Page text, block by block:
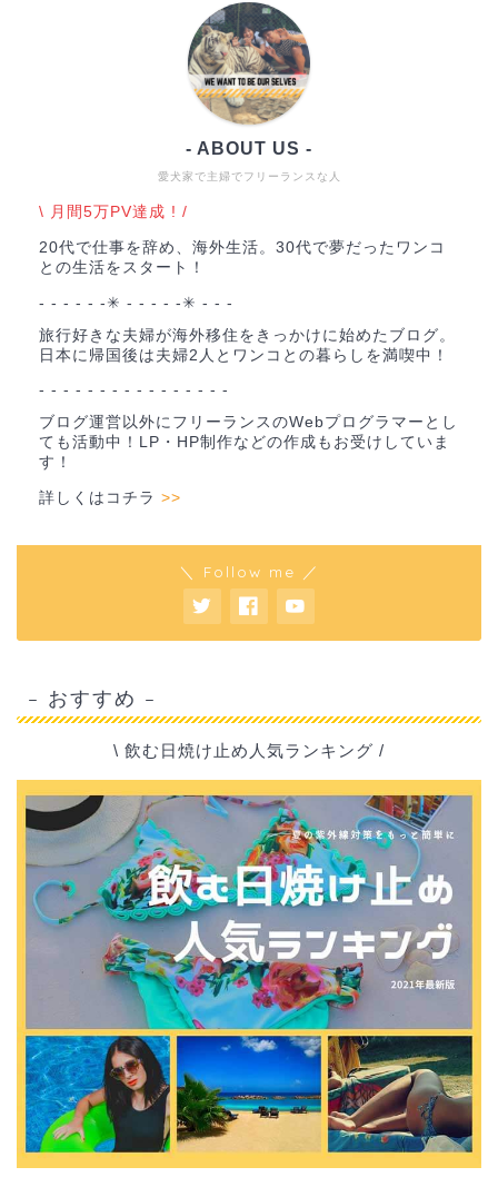
愛犬家で主婦でフリーランスな人
- ABOUT US -
\ 月間5万PV達成 ! /
20代で仕事を辞め、海外生活。30代で夢だったワンコ
との生活をスタート！
- - - - - -✳︎ - - - - -✳︎ - - -
旅行好きな夫婦が海外移住をきっかけに始めたブログ。
日本に帰国後は夫婦2人とワンコとの暮らしを満喫中！
- - - - - - - - - - - - - - - -
ブログ運営以外にフリーランスのWebプログラマーとし
ても活動中！LP・HP制作などの作成もお受けしていま
す！
詳しくはコチラ >>
＼ Follow me ／
– おすすめ –
\ 飲む日焼け止め人気ランキング /